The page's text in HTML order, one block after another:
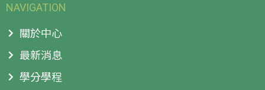
NAVIGATION
關於中心
最新消息
學分學程